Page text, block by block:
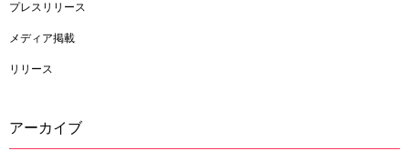
プレスリリース
メディア掲載
リリース
アーカイブ